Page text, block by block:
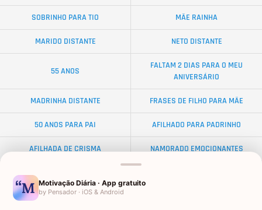
SOBRINHO PARA TIO MÃE RAINHA
MARIDO DISTANTE NETO DISTANTE
55 ANOS
FALTAM 2 DIAS PARA O MEU
ANIVERSÁRIO
MADRINHA DISTANTE FRASES DE FILHO PARA MÃE
50 ANOS PARA PAI AFILHADO PARA PADRINHO
AFILHADA DE CRISMA NAMORADO EMOCIONANTES
EX-SOGRO
Motivação Diária · App gratuito
by Pensador · iOS & Android